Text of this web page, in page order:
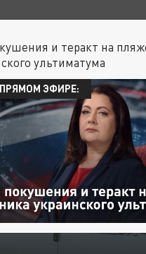
и теракт на
ультиматума
ЭФИРЕ: